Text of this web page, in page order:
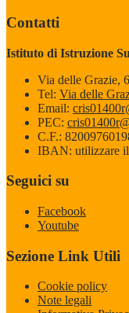
Contatti
Istituto di Istruzione
Via delle Grazie,
Tel: Via delle
Email:
PEC:
C.F.:
IBAN: utilizzare il
Seguici su
Facebook
Youtube
Sezione Link Utili
Cookie policy
Note legali